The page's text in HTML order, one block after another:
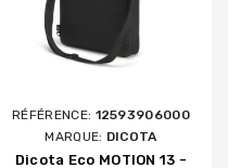
RÉFÉRENCE: 12593906000
MARQUE: DICOTA
Dicota Eco MOTION 13 -